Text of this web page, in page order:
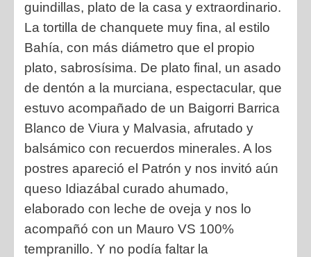
guindillas, plato de la casa y extraordinario.
La tortilla de chanquete muy fina, al estilo
Bahía, con más diámetro que el propio
plato, sabrosísima. De plato final, un asado
de dentón a la murciana, espectacular, que
estuvo acompañado de un Baigorri Barrica
Blanco de Viura y Malvasia, afrutado y
balsámico con recuerdos minerales. A los
postres apareció el Patrón y nos invitó aún
queso Idiazábal curado ahumado,
elaborado con leche de oveja y nos lo
acompañó con un Mauro VS 100%
tempranillo. Y no podía faltar la